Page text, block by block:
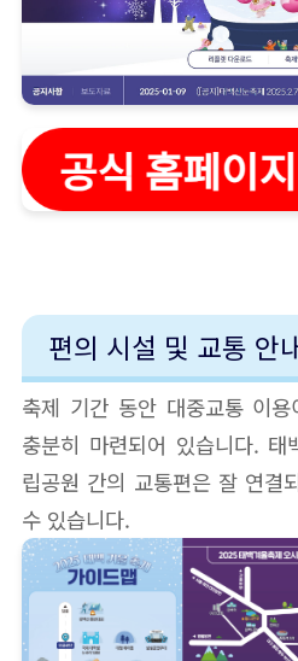
편의 시설 및 교통 안
축제 기간 동안 대중교통 이
충분히 마련되어 있습니다. 태
립공원 간의 교통편은 잘 연결
수 있습니다.